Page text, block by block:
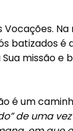
Vocações.
batizados
missão e
é um
de uma